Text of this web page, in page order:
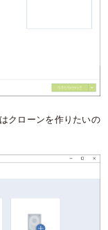
クローンを作りたいの